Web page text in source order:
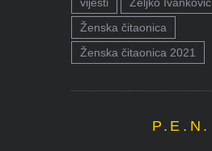
Ženska čitaonica
Ženska čitaonica 2021
P.E.N.